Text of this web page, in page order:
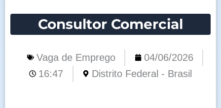
Consultor Comercial
Vaga de Emprego
04/06/2026
16:47
Distrito Federal - Brasil